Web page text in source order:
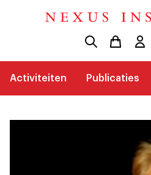
Activiteiten Publicaties